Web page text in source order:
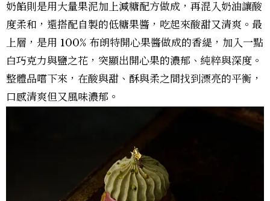
奶餡則是用大量果泥加上減糖配方做成，再混入奶油讓酸
度柔和，還搭配自製的低糖果醬，吃起來酸甜又清爽。最
上層，是用 100% 布朗特開心果醬做成的香緹，加入一點
白巧克力與鹽之花，突顯出開心果的濃郁、純粹與深度。
整體品嚐下來，在酸與甜、酥與柔之間找到漂亮的平衡，
口感清爽但又風味濃郁。